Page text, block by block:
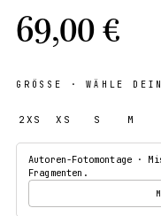
69,00 €
GRÖSSE · WÄHLE
2XS XS S M
Autoren-Fotomontage ·
Fragmenten.